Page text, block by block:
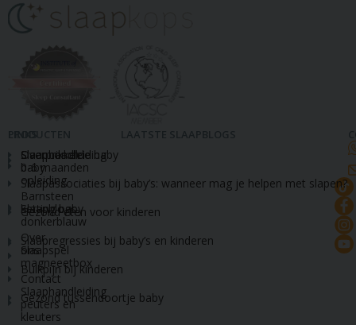
Slaapcoach
baby
opleiding
Slaapblogs
Over
ons
Contact
Slaaphandleiding
0-6 maanden
Barnsteen
ketting baby
donkerblauw
Slaapspel
magneeetbox
Slaaphandleiding
peuters en
kleuters
Overprikkelde baby
Slaapassociaties bij baby’s: wanneer mag je helpen met slapen?
Gezond eten voor kinderen
Slaapregressies bij baby’s en kinderen
Buikpijn bij kinderen
Gezond tussendoortje baby